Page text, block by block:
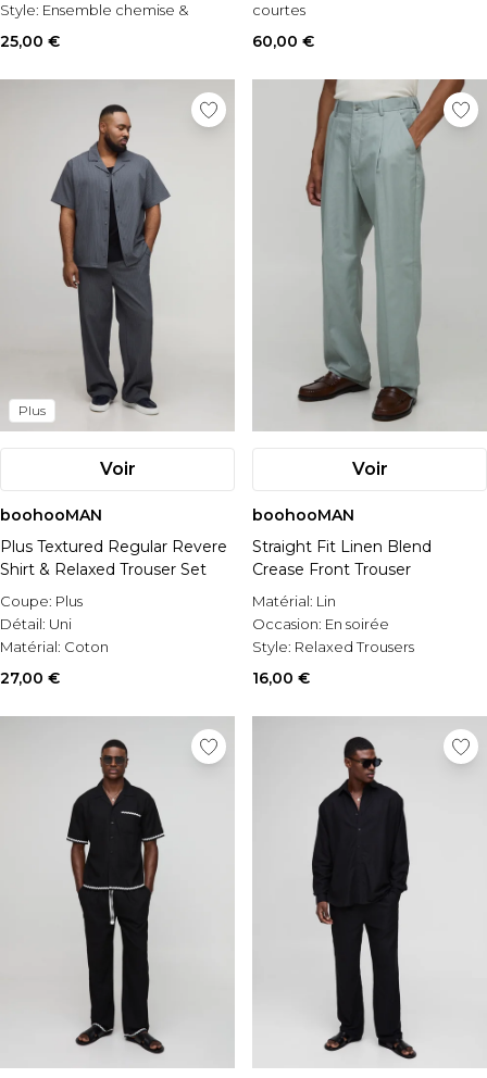
Style: Ensemble chemise &
pantalons
25,00 €
courtes
Matérial:
60,00 €
Plus
Voir
boohooMAN
Plus Textured Regular Revere
Shirt & Relaxed Trouser Set
Coupe: Plus
Détail: Uni
Matérial: Coton
27,00 €
Voir
boohooMAN
Straight Fit Linen Blend
Crease Front Trouser
Matérial: Lin
Occasion: En soirée
Style: Relaxed Trousers
16,00 €